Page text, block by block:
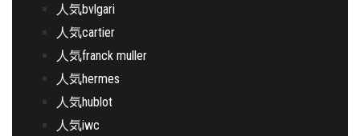
人気bvlgari
人気cartier
人気franck muller
人気hermes
人気hublot
人気iwc